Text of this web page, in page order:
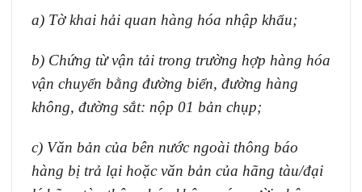
a) Tờ khai hải quan hàng hóa nhập khẩu;
b) Chứng từ vận tải trong trường hợp hàng hóa
vận chuyển bằng đường biển, đường hàng
không, đường sắt: nộp 01 bản chụp;
c) Văn bản của bên nước ngoài thông báo
hàng bị trả lại hoặc văn bản của hãng tàu/đại